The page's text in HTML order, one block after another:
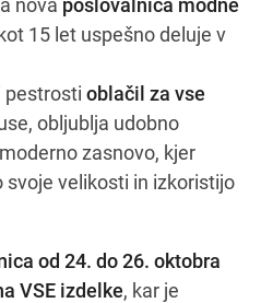
za pot
nova poslovalnica modne
15 let uspešno deluje v
pestrosti oblačil za vse
obljublja udobno
zasnovo, kjer
svoje velikosti in izkoristijo
od 24. do 26. oktobra
VSE izdelke, kar je